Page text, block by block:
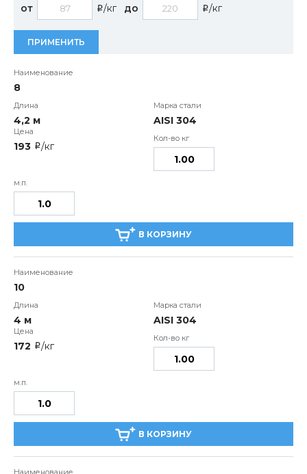
от
i/кг до i/кг
ПРИМЕНИТЬ
8
4,2 м AISI 304
193 i/кг
В КОРЗИНУ
10
4 м AISI 304
172 i/кг
В КОРЗИНУ